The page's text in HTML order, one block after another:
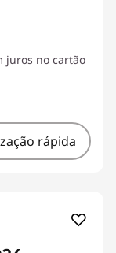
juros no cartão
rápida